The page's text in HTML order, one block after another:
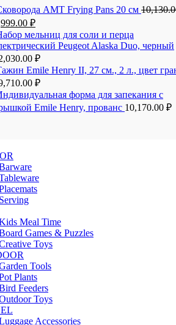
AMT Frying Pans 20 см
₽
мельниц для соли и перца
Peugeot Alaska Duo, черный
₽
Emile Henry II, 27 см., 2 л., цвет
₽
форма для запекания с
Emile Henry, прованс 10,170.00 ₽
Serving
Meal Time
Games & Puzzles
Toys
Tools
Plants
Feeders
Toys
Accessories